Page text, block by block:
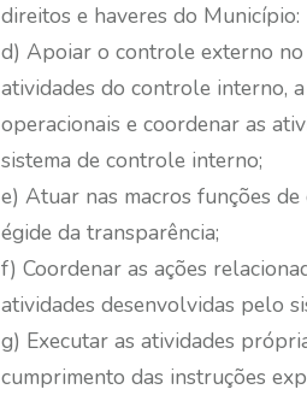
direitos e haveres do Município:
d) Apoiar o controle externo no
atividades do controle interno,
operacionais e coordenar as
sistema de controle interno;
e) Atuar nas macros funções
égide da transparência;
f) Coordenar as ações
atividades desenvolvidas pelo
g) Executar as atividades
cumprimento das instruções